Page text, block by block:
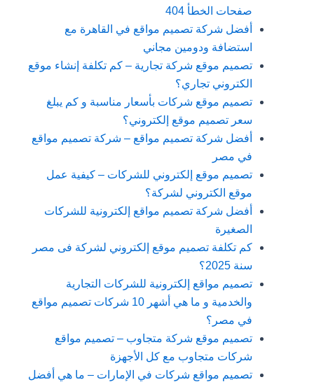
صفحات الخطأ 404
أفضل شركة تصميم مواقع في القاهرة مع
استضافة ودومين مجاني
تصميم موقع شركة تجارية – كم تكلفة إنشاء موقع
الكتروني تجاري؟
تصميم موقع شركات بأسعار مناسبة و كم يبلغ
سعر تصميم موقع إلكتروني؟
أفضل شركة تصميم مواقع – شركة تصميم مواقع
في مصر
تصميم موقع إلكتروني للشركات – كيفية عمل
موقع الكتروني لشركة؟
أفضل شركة تصميم مواقع إلكترونية للشركات
الصغيرة
كم تكلفة تصميم موقع إلكتروني لشركة فى مصر
سنة 2025؟
تصميم مواقع إلكترونية للشركات التجارية
والخدمية و ما هي أشهر 10 شركات تصميم مواقع
في مصر؟
تصميم موقع شركة متجاوب – تصميم مواقع
شركات متجاوب مع كل الأجهزة
تصميم مواقع شركات في الإمارات – ما هي أفضل